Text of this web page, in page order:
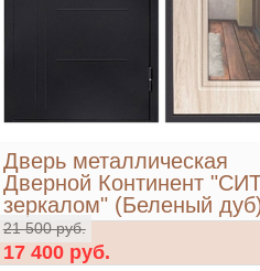
Дверь металлическая
Дверной Континент
зеркалом" (Беленый
21 500 руб.
17 400 руб.